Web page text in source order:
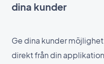
dina kunder
Ge dina kunder
direkt från din